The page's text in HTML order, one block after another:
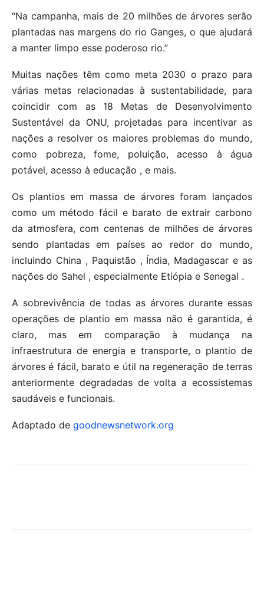
“Na campanha, mais de 20 milhões de árvores serão
plantadas nas margens do rio Ganges, o que ajudará
a manter limpo esse poderoso rio.”
Muitas nações têm como meta 2030 o prazo para
várias metas relacionadas à sustentabilidade, para
coincidir com as 18 Metas de Desenvolvimento
Sustentável da ONU, projetadas para incentivar as
nações a resolver os maiores problemas do mundo,
como pobreza, fome, poluição, acesso à água
potável, acesso à educação , e mais.
Os plantios em massa de árvores foram lançados
como um método fácil e barato de extrair carbono
da atmosfera, com centenas de milhões de árvores
sendo plantadas em países ao redor do mundo,
incluindo China , Paquistão , Índia, Madagascar e as
nações do Sahel , especialmente Etiópia e Senegal .
A sobrevivência de todas as árvores durante essas
operações de plantio em massa não é garantida, é
claro, mas em comparação à mudança na
infraestrutura de energia e transporte, o plantio de
árvores é fácil, barato e útil na regeneração de terras
anteriormente degradadas de volta a ecossistemas
saudáveis ​​e funcionais.
Adaptado de goodnewsnetwork.org